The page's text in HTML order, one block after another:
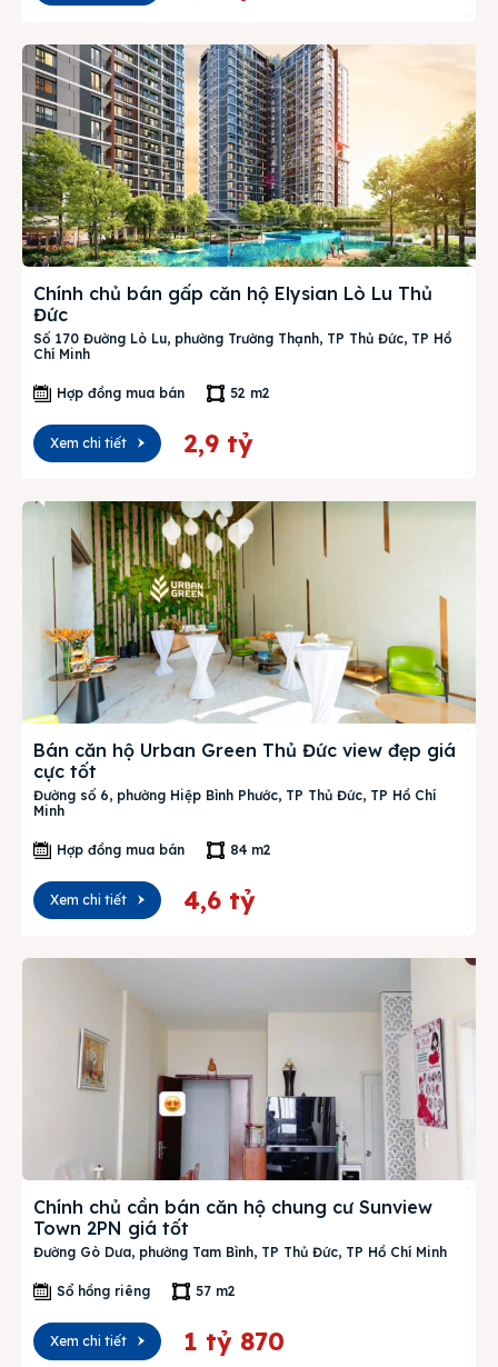
Chính chủ bán gấp căn hộ Elysian Lò Lu Thủ
Đức
Số 170 Đường Lò Lu, phường Trường Thạnh, TP Thủ Đức, TP Hồ
Chí Minh
Hợp đồng mua bán 52 m2
Xem chi tiết 2,9 tỷ
Bán căn hộ Urban Green Thủ Đức view đẹp giá
cực tốt
Đường số 6, phường Hiệp Bình Phước, TP Thủ Đức, TP Hồ Chí
Minh
Hợp đồng mua bán 84 m2
Xem chi tiết 4,6 tỷ
Chính chủ cần bán căn hộ chung cư Sunview
Town 2PN giá tốt
Đường Gò Dưa, phường Tam Bình, TP Thủ Đức, TP Hồ Chí Minh
Sổ hồng riêng 57 m2
Xem chi tiết 1 tỷ 870